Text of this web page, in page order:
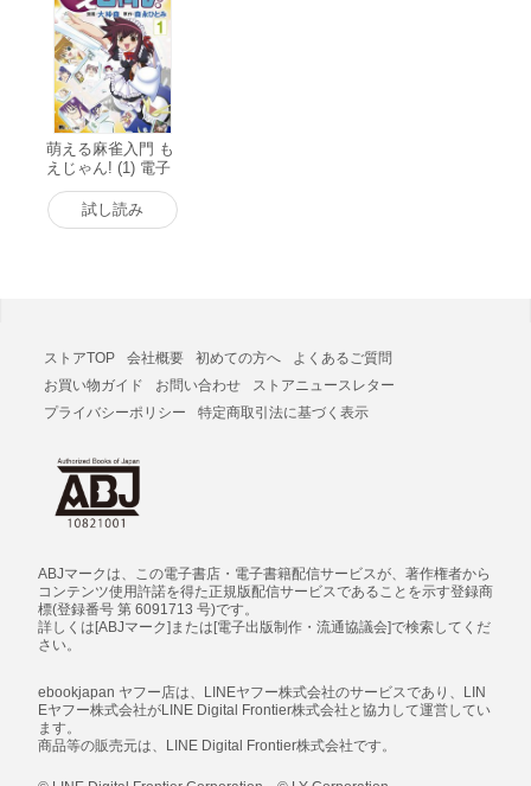
萌える麻雀入門 も
えじゃん! (1) 電子
書籍版
試し読み
ストアTOP 会社概要 初めての方へ
よくあるご質問
お買い物ガイド
お問い合わせ
ストアニュースレター
プライバシーポリシー
特定商取引法に基づく表示
ABJマークは、この電子書店・電子書籍配信サービスが、著作権者から
コンテンツ使用許諾を得た正規版配信サービスであることを示す登録商
標(登録番号 第 6091713 号)です。
詳しくは[ABJマーク]または[電子出版制作・流通協議会]で検索してくだ
さい。
ebookjapan ヤフー店は、LINEヤフー株式会社のサービスであり、LIN
Eヤフー株式会社がLINE Digital Frontier株式会社と協力して運営してい
ます。
商品等の販売元は、LINE Digital Frontier株式会社です。